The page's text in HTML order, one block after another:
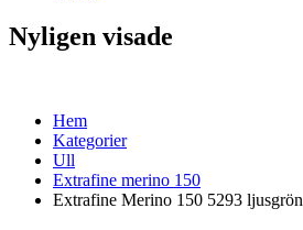
Nyligen visade
Hem
Kategorier
Ull
Extrafine merino 150
Extrafine Merino 150 5293 ljusgrön